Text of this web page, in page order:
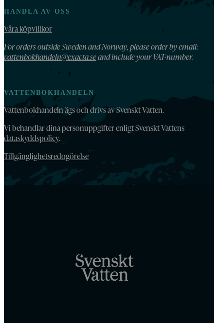
HANDLA AV OSS
Våra köpvillkor
For orders outside Sweden and Norway, please order by email:
vattenbokhandeln@exacta.seand include your VAT-number.
VATTENBOKHANDELN
Vattenbokhandeln ägs och drivs av Svenskt Vatten.
Vi behandlar dina personuppgifter enligt Svenskt Vattens
dataskyddspolicy.
Tillgänglighetsredogörelse